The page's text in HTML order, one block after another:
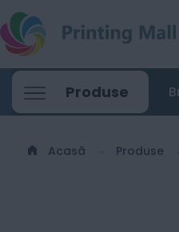
Produse
Acasă Produse
Canon i-
3300 00 Lei